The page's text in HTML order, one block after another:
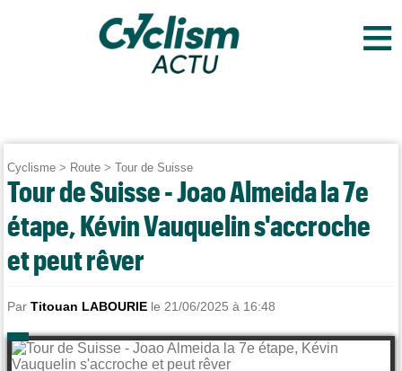
≡
Cyclisme > Route >Tour de Suisse
Tour de Suisse - Joao Almeida la 7e
étape, Kévin Vauquelin s'accroche
et peut rêver
ParTitouan LABOURIE le 21/06/2025 à 16:48